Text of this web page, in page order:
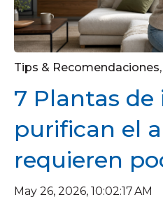
Tips & Recomendaciones,
7 Plantas
purifican el
requieren
May 26, 2026, 10:02:17 AM